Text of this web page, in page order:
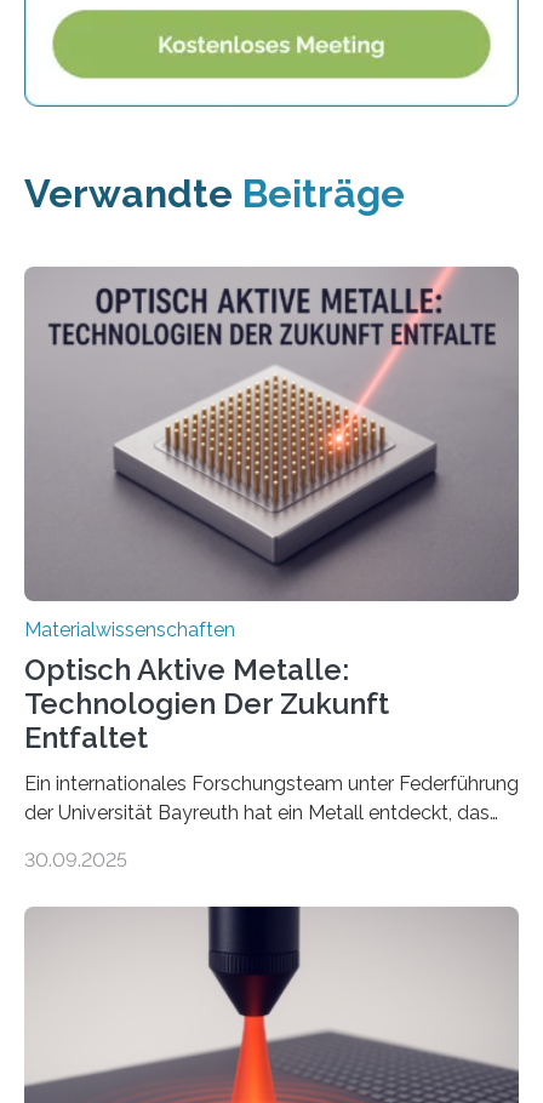
Verwandte Beiträge
Materialwissenschaften
Optisch Aktive Metalle:
Technologien Der Zukunft
Entfaltet
Ein internationales Forschungsteam unter Federführung
der Universität Bayreuth hat ein Metall entdeckt, das
Dadurch ist es in der Lage, eine sogenannte zweite
Nichtmetallen vorkommt und insbesondere für
Sensorik und Elektrotechnik von Interesse ist. Über ihre
Erkenntnisse berichten die Forschenden im Journal of
the American Chemical Society. —What for?
Materialien, die gleichzeitig Strom leiten und Licht
30.09.2025